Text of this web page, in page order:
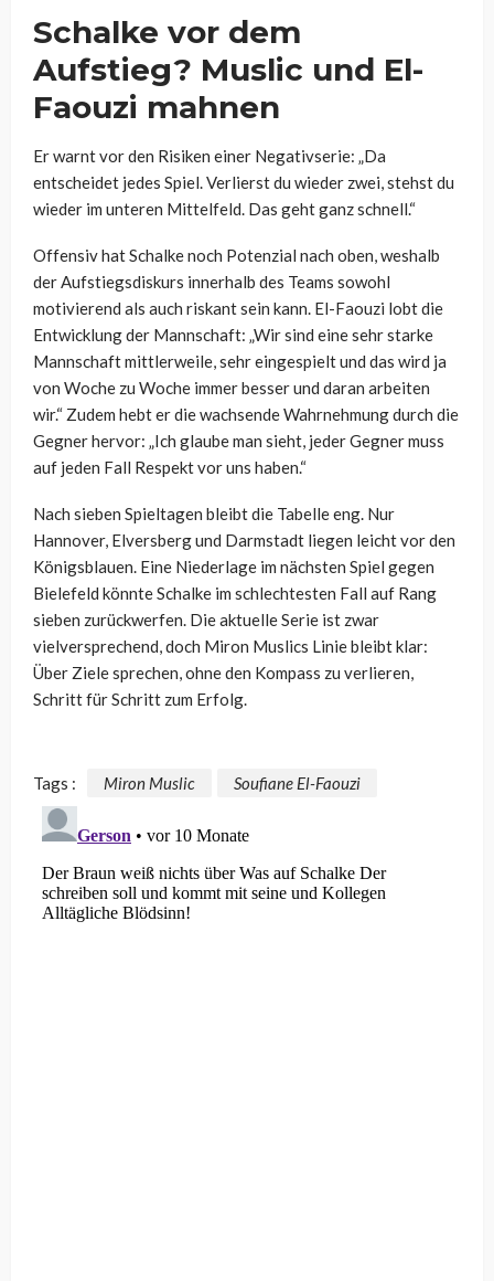
Schalke vor dem
Aufstieg? Muslic und El-
Faouzi mahnen
Er warnt vor den Risiken einer Negativserie: „Da
entscheidet jedes Spiel. Verlierst du wieder zwei, stehst du
wieder im unteren Mittelfeld. Das geht ganz schnell.“
Offensiv hat Schalke noch Potenzial nach oben, weshalb
der Aufstiegsdiskurs innerhalb des Teams sowohl
motivierend als auch riskant sein kann. El-Faouzi lobt die
Entwicklung der Mannschaft: „Wir sind eine sehr starke
Mannschaft mittlerweile, sehr eingespielt und das wird ja
von Woche zu Woche immer besser und daran arbeiten
wir.“ Zudem hebt er die wachsende Wahrnehmung durch die
Gegner hervor: „Ich glaube man sieht, jeder Gegner muss
auf jeden Fall Respekt vor uns haben.“
Nach sieben Spieltagen bleibt die Tabelle eng. Nur
Hannover, Elversberg und Darmstadt liegen leicht vor den
Königsblauen. Eine Niederlage im nächsten Spiel gegen
Bielefeld könnte Schalke im schlechtesten Fall auf Rang
sieben zurückwerfen. Die aktuelle Serie ist zwar
vielversprechend, doch Miron Muslics Linie bleibt klar:
Über Ziele sprechen, ohne den Kompass zu verlieren,
Schritt für Schritt zum Erfolg.
Tags : Miron Muslic Soufiane El-Faouzi